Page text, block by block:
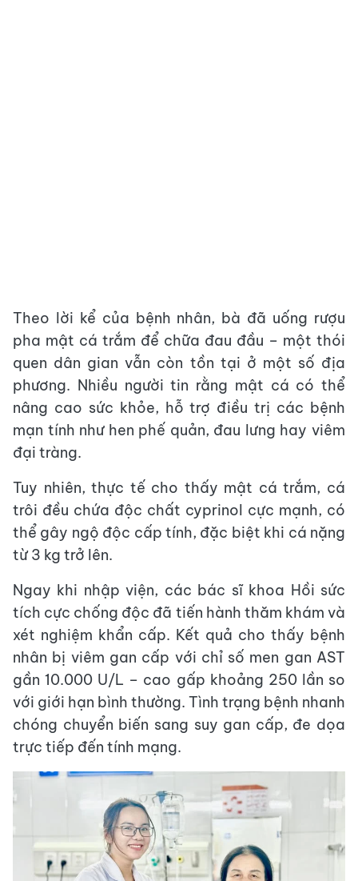
Theo lời kể của bệnh nhân, bà đã uống rượu
pha mật cá trắm để chữa đau đầu – một thói
quen dân gian vẫn còn tồn tại ở một số địa
phương. Nhiều người tin rằng mật cá có thể
nâng cao sức khỏe, hỗ trợ điều trị các bệnh
mạn tính như hen phế quản, đau lưng hay viêm
đại tràng.
Tuy nhiên, thực tế cho thấy mật cá trắm, cá
trôi đều chứa độc chất cyprinol cực mạnh, có
thể gây ngộ độc cấp tính, đặc biệt khi cá nặng
từ 3 kg trở lên.
Ngay khi nhập viện, các bác sĩ khoa Hồi sức
tích cực chống độc đã tiến hành thăm khám và
xét nghiệm khẩn cấp. Kết quả cho thấy bệnh
nhân bị viêm gan cấp với chỉ số men gan AST
gần 10.000 U/L – cao gấp khoảng 250 lần so
với giới hạn bình thường. Tình trạng bệnh nhanh
chóng chuyển biến sang suy gan cấp, đe dọa
trực tiếp đến tính mạng.